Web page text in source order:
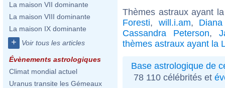
La maison VII dominante
La maison VIII dominante
La maison IX dominante
+ Voir tous les articles
Évènements astrologiques
Climat mondial actuel
Uranus transite les Gémeaux
Thèmes astraux ayant
Foresti, will.i.am,
Cassandra Peterson,
thèmes astraux ayant la
Base astrologique de
78 110 célébrités et